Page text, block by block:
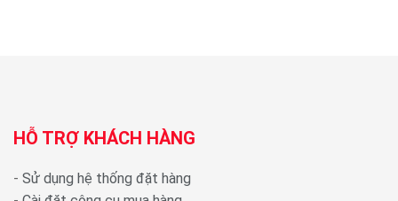
HỖ TRỢ KHÁCH HÀNG
- Sử dụng hệ thống đặt hàng